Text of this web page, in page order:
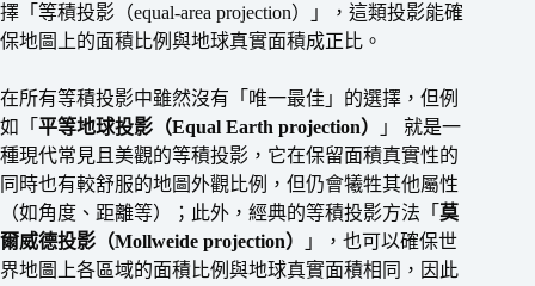
擇「等積投影（equal-area projection）」，這類投影能確
保地圖上的面積比例與地球真實面積成正比。
在所有等積投影中雖然沒有「唯一最佳」的選擇，但例
如「 平等地球投影（Equal Earth projection）
」 就是一
種現代常見且美觀的等積投影，它在保留面積真實性的
同時也有較舒服的地圖外觀比例，但仍會犧牲其他屬性
（如角度、距離等）；此外，經典的等積投影方法「 莫
爾威德投影 （Mollweide projection）
」，也可以確保世
界地圖上各區域的面積比例與地球真實面積相同，因此